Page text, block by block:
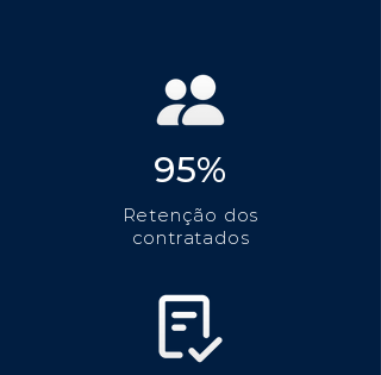
95%
Retenção dos
contratados